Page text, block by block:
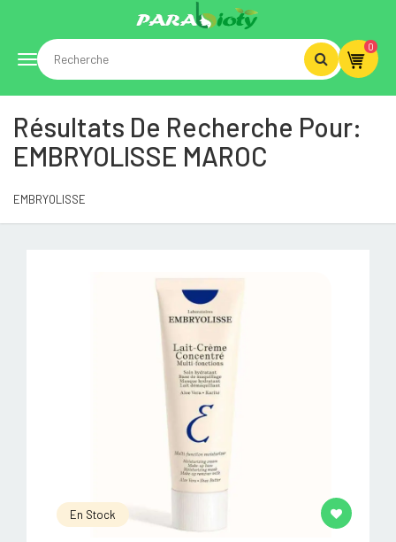
Toggle
navigation
0
Résultats De Recherche Pour:
EMBRYOLISSE MAROC
EMBRYOLISSE
En Stock